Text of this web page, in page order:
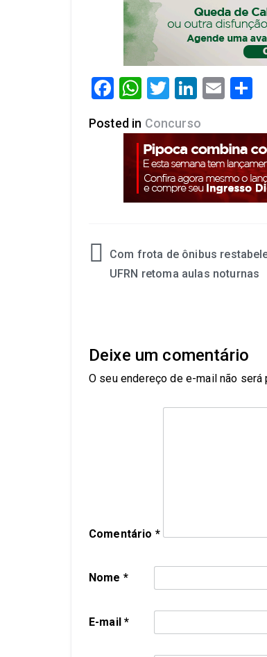
Facebook
WhatsApp
Twitter
LinkedIn
Email
Posted in Concurso
Com frota de ônibus
UFRN retoma aulas noturnas
Deixe um comentário
O seu endereço de e-mail não será
Comentário *
Nome *
E-mail*